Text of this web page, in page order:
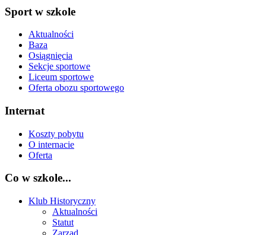
Sport w szkole
Aktualności
Baza
Osiągnięcia
Sekcje sportowe
Liceum sportowe
Oferta obozu sportowego
Internat
Koszty pobytu
O internacie
Oferta
Co w szkole...
Klub Historyczny
Aktualności
Statut